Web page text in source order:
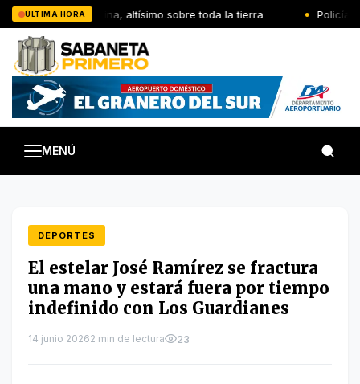
Saltar
al
contenido
ÚLTIMA HORA
El Señor reina, altísimo sobre toda la tierra Policía
MENÚ
DEPORTES
El estelar José Ramírez se fractura
una mano y estará fuera por tiempo
indefinido con Los Guardianes
14 junio 20262 min de lectura 23